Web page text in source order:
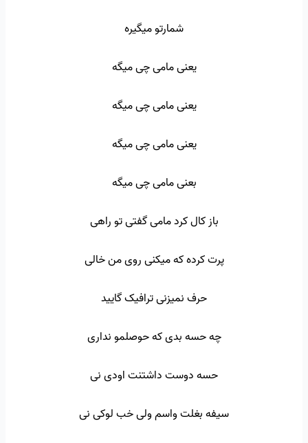
شمارتو میگیره
یعنی مامی چی میگه
یعنی مامی چی میگه
یعنی مامی چی میگه
بعنی مامی چی میگه
باز کال کرد مامی گفتی تو راهی
پرت کرده که میکنی روی من خالی
حرف نمیزنی ترافیک گایید
چه حسه بدی که حوصلمو نداری
حسه دوست داشتنت اودی نی
سیفه بغلت واسم ولی خب لوکی نی